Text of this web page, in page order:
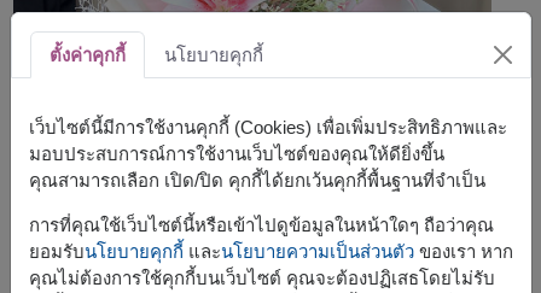
ตั้งค่าคุกกี้ นโยบายคุกกี้
เว็บไซต์นี้มีการใช้งานคุกกี้ (Cookies) เพื่อเพิ่มประสิทธิภาพและ
มอบประสบการณ์การใช้งานเว็บไซต์ของคุณให้ดียิ่งขึ้น
คุณสามารถเลือก เปิด/ปิด คุกกี้ได้ยกเว้นคุกกี้พื้นฐานที่จำเป็น
การที่คุณใช้เว็บไซต์นี้หรือเข้าไปดูข้อมูลในหน้าใดๆ ถือว่าคุณ
ยอมรับนโยบายคุกกี้ และนโยบายความเป็นส่วนตัวของเรา หาก
คุณไม่ต้องการใช้คุกกี้บนเว็บไซต์ คุณจะต้องปฏิเสธโดยไม่รับ